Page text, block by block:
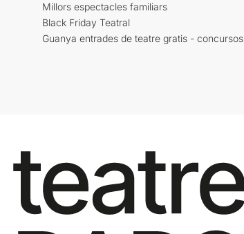
Millors espectacles familiars
Black Friday Teatral
Guanya entrades de teatre gratis - concursos